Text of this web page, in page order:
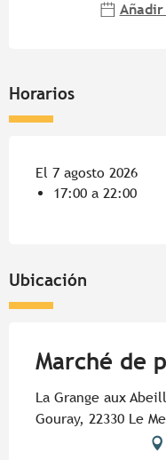
Añadir
Horarios
El 7 agosto 2026
17:00 a 22:00
Ubicación
Marché de
La Grange aux
Gouray, 22330 Le